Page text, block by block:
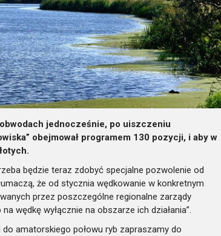
jednocześnie, po uiszczeniu
obejmował programem 130 pozycji, i aby w
będzie teraz zdobyć specjalne pozwolenie od
że od stycznia wędkowanie w konkretnym
przez poszczególne regionalne zarządy
wędkę wyłącznie na obszarze ich działania”.
amatorskiego połowu ryb zapraszamy do